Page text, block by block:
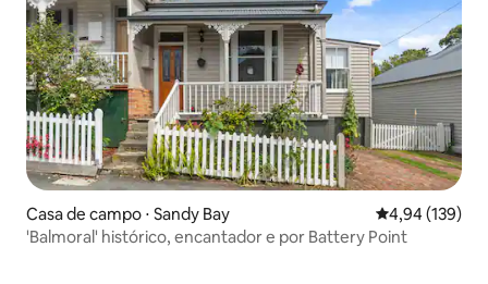
Casa de campo ⋅ Sandy Bay 4,94 de uma
4,94 (139)
'Balmoral' histórico, encantador e por Battery Point